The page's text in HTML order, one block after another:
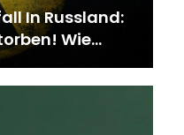
In Russland:
Wie…